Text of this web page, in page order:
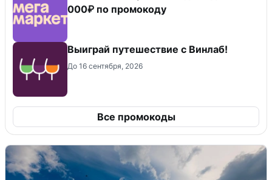
000₽ по промокоду
Выиграй путешествие с Винлаб!
До 16 сентября, 2026
Все промокоды